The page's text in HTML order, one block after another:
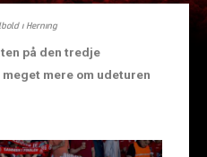
i Herning
på den tredje
mere om udeturen